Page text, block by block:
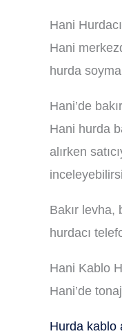
Hani
Hani
hurda
Hani’de
Hani hurda
alırken
Bakır levha,
hurdacı
Hani Kablo
Hani’de
Hurda kablo